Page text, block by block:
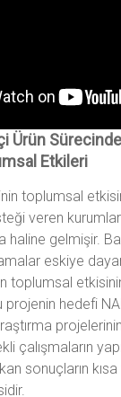
Ürün
Etkileri
toplumsal
veren
haline gelmişir.
eskiye
toplumsal
projenin hedefi
çalışmaların
sonuçların